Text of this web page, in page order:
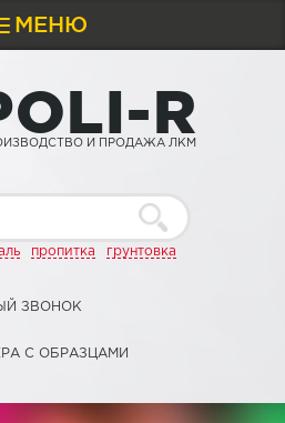
МЕНЮ
OLI-R
И ПРОДАЖА ЛКМ
пропитка грунтовка
ЗВОНОК
С ОБРАЗЦАМИ